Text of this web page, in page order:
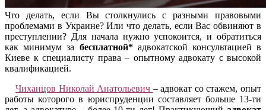
Что делать, если Вы столкнулись с разными правовыми
проблемами в Украине? Или что делать, если Вас обвиняют в
преступлении? Для начала нужно успокоится, и обратиться
как минимум за бесплатной*адвокатской консультацией в
Киеве к специалисту права – опытному адвокату с высокой
квалификацией.
Чиханцов Николай Анатольевич – адвокат со стажем, опыт
работы которого в юриспруденции составляет больше 13-ти